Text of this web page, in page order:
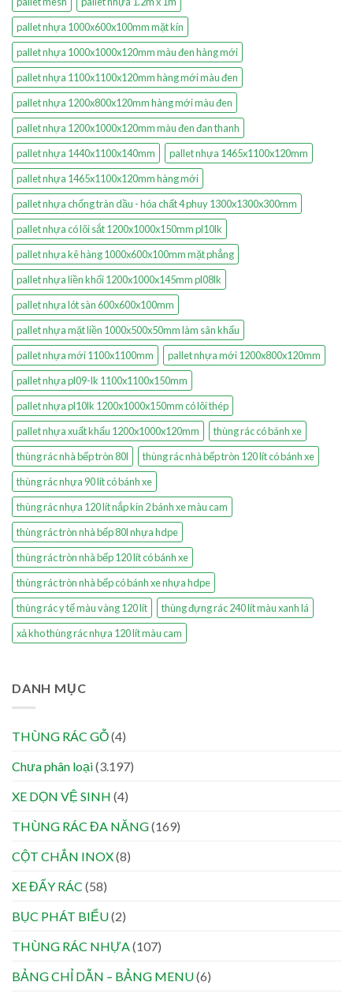
pallet nhựa 1000x600x100mm mặt kín
pallet nhựa 1000x1000x120mm màu đen hàng mới
pallet nhựa 1100x1100x120mm hàng mới màu đen
pallet nhựa 1200x800x120mm hàng mới màu đen
pallet nhựa 1200x1000x120mm màu đen đan thanh
pallet nhựa 1440x1100x140mm
pallet nhựa 1465x1100x120mm
pallet nhựa 1465x1100x120mm hàng mới
pallet nhựa chống tràn dầu - hóa chất 4 phuy 1300x1300x300mm
pallet nhựa có lõi sắt 1200x1000x150mm pl10lk
pallet nhựa kê hàng 1000x600x100mm mặt phẳng
pallet nhựa liền khối 1200x1000x145mm pl08lk
pallet nhựa lót sàn 600x600x100mm
pallet nhựa mặt liền 1000x500x50mm làm sân khấu
pallet nhựa mới 1100x1100mm
pallet nhựa mới 1200x800x120mm
pallet nhựa pl09-lk 1100x1100x150mm
pallet nhựa pl10lk 1200x1000x150mm có lõi thép
pallet nhựa xuất khẩu 1200x1000x120mm
thùng rác có bánh xe
thùng rác nhà bếp tròn 80l
thùng rác nhà bếp tròn 120 lít có bánh xe
thùng rác nhựa 90 lít có bánh xe
thùng rác nhựa 120 lít nắp kín 2 bánh xe màu cam
thùng rác tròn nhà bếp 80l nhựa hdpe
thùng rác tròn nhà bếp 120 lít có bánh xe
thùng rác tròn nhà bếp có bánh xe nhựa hdpe
thùng rác y tế màu vàng 120 lít
thùng đựng rác 240 lít màu xanh lá
xả kho thùng rác nhựa 120 lít màu cam
DANH MỤC
THÙNG RÁC GỖ(4)
Chưa phân loại(3.197)
XE DỌN VỆ SINH (4)
THÙNG RÁC ĐA NĂNG(169)
CỘT CHẮN INOX(8)
XE ĐẨY RÁC (58)
BỤC PHÁT BIỂU(2)
THÙNG RÁC NHỰA (107)
BẢNG CHỈ DẪN – BẢNG MENU(6)